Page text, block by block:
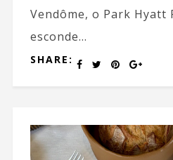
Vendôme, o Park Hyatt
esconde...
SHARE: